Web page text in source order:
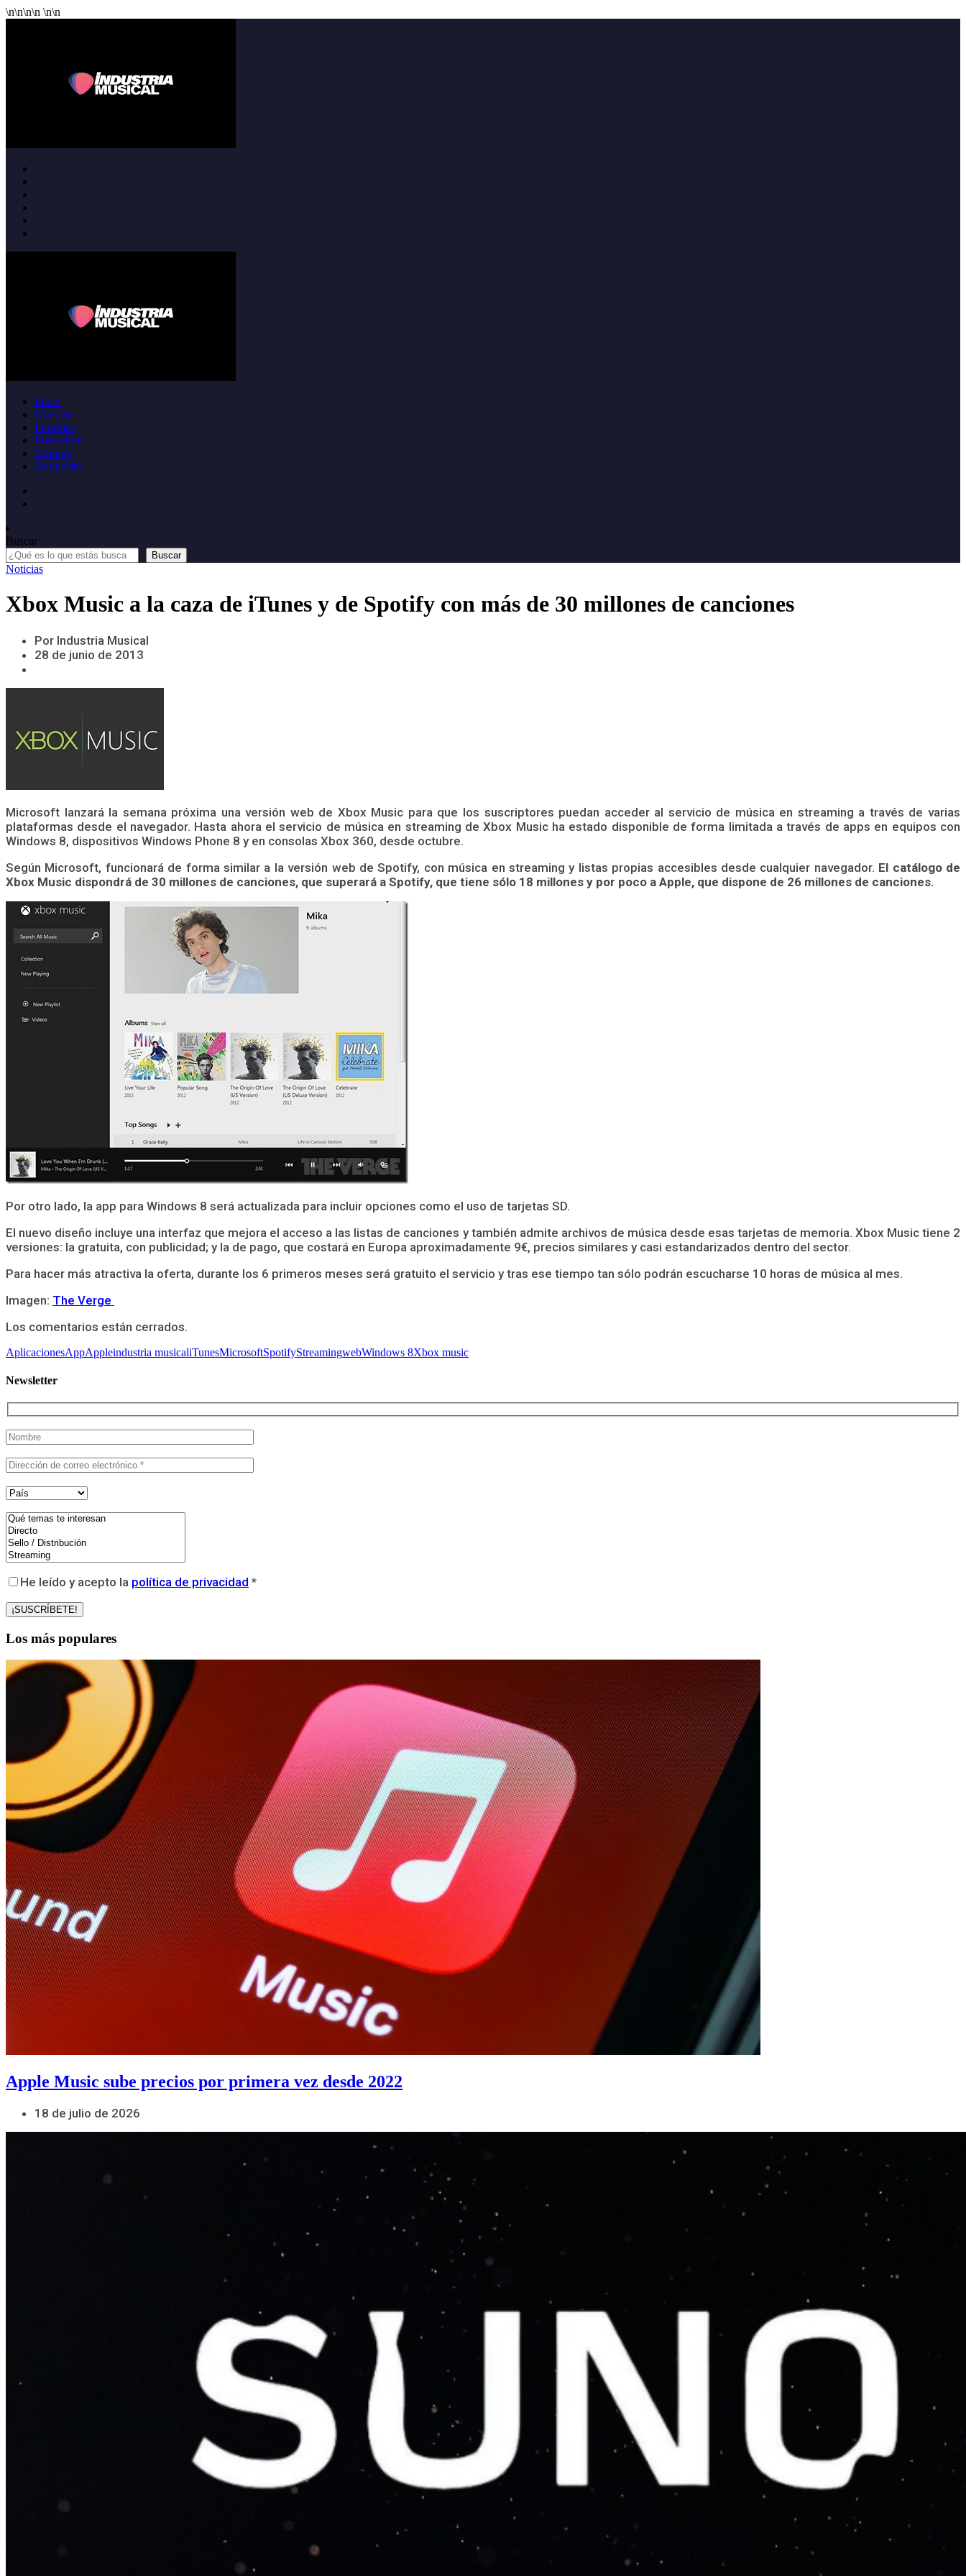
\n\n\n\n \n\n
Inicio
Noticias
Informes
Entrevistas
Opinión
Anúnciate
Buscar
Buscar
Noticias
Xbox Music a la caza de iTunes y de Spotify con más de 30 millones de canciones
Por Industria Musical
28 de junio de 2013
Microsoft lanzará la semana próxima una versión web de Xbox Music para que los suscriptores puedan acceder al servicio de música en streaming a través de varias
plataformas desde el navegador. Hasta ahora el servicio de música en streaming de Xbox Music ha estado disponible de forma limitada a través de apps en equipos con
Windows 8, dispositivos Windows Phone 8 y en consolas Xbox 360, desde octubre.
Según Microsoft, funcionará de forma similar a la versión web de Spotify, con música en streaming y listas propias accesibles desde cualquier navegador. El catálogo de
Xbox Music dispondrá de 30 millones de canciones, que superará a Spotify, que tiene sólo 18 millones y por poco a Apple, que dispone de 26 millones de canciones.
Por otro lado, la app para Windows 8 será actualizada para incluir opciones como el uso de tarjetas SD.
El nuevo diseño incluye una interfaz que mejora el acceso a las listas de canciones y también admite archivos de música desde esas tarjetas de memoria. Xbox Music tiene 2
versiones: la gratuita, con publicidad; y la de pago, que costará en Europa aproximadamente 9€, precios similares y casi estandarizados dentro del sector.
Para hacer más atractiva la oferta, durante los 6 primeros meses será gratuito el servicio y tras ese tiempo tan sólo podrán escucharse 10 horas de música al mes.
Imagen: The Verge
Los comentarios están cerrados.
AplicacionesAppAppleindustria musicaliTunesMicrosoftSpotifyStreamingwebWindows 8Xbox music
Newsletter
He leído y acepto la política de privacidad *
Los más populares
Apple Music sube precios por primera vez desde 2022
18 de julio de 2026